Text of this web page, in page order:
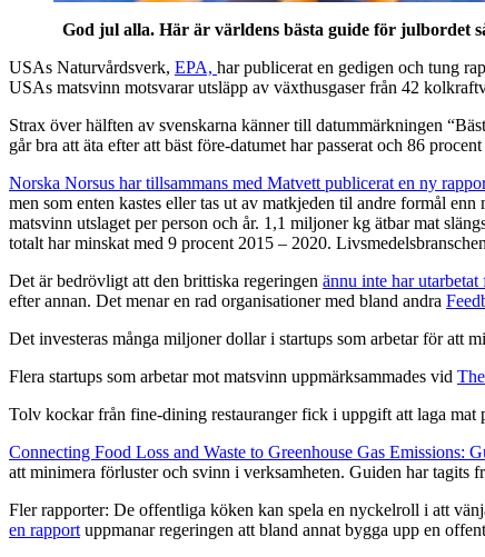
God jul alla. Här är världens bästa guide för julbordet
USAs Naturvårdsverk, EPA, har publicerat en gedigen och tung
USAs matsvinn motsvarar utsläpp av växthusgaser från 42
Strax över hälften av svenskarna känner till datummärkningen
går bra att äta efter att bäst före-datumet har passerat och 86
Norska Norsus har tillsammans med Matvett publicerat en ny
men som enten kastes eller tas ut av matkjeden til andre formål
matsvinn utslaget per person och år. 1,1 miljoner kg ätbar mat
totalt har minskat med 9 procent 2015 – 2020.
Det är bedrövligt att den brittiska regeringen ännu inte har
efter annan. Det menar en rad organisationer med bland andra
Det investeras många miljoner dollar i startups som arbetar för att
Flera startups som arbetar mot matsvinn uppmärksammades vid
Tolv kockar från fine-dining restauranger fick i uppgift att laga
Connecting Food Loss and Waste to Greenhouse Gas Emissions:
att minimera förluster och svinn i verksamheten. Guiden har tagits
Fler rapporter: De offentliga köken kan spela en nyckelroll i att
en rapportuppmanar regeringen att bland annat bygga upp en